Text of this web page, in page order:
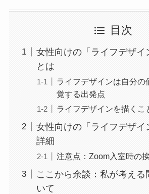
目次
女性向けの「ライフデザイ
とは
ライフデザインは自分の
覚する出発点
ライフデザインを描くこ
女性向けの「ライフデザイ
詳細
注意点：Zoom入室時の
ここから余談：私が考える
いて